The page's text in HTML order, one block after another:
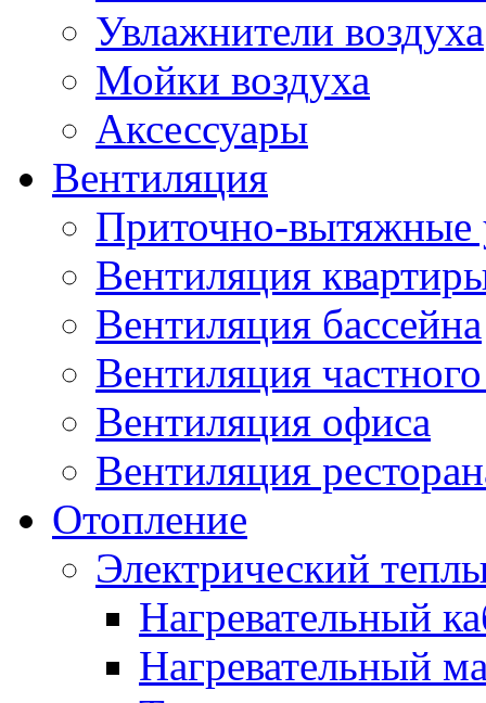
Увлажнители воздуха
Мойки воздуха
Аксессуары
Вентиляция
Приточно-вытяжные
Вентиляция
Вентиляция бассейна
Вентиляция
Вентиляция офиса
Вентиляция
Отопление
Электрический
Нагревательный
Нагревательный